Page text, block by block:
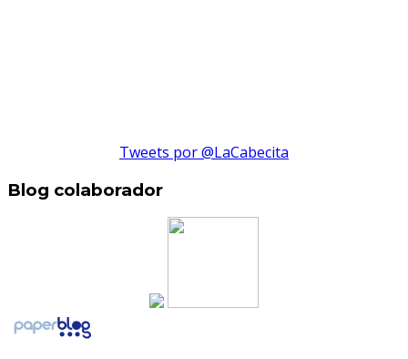
Tweets por @LaCabecita
Blog colaborador